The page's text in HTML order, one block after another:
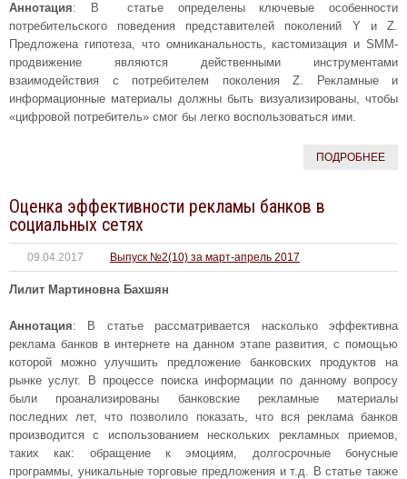
Аннотация: В статье определены ключевые особенности
потребительского поведения представителей поколений Y и Z.
Предложена гипотеза, что омниканальность, кастомизация и SMM-
продвижение являются действенными инструментами
взаимодействия с потребителем поколения Z. Рекламные и
информационные материалы должны быть визуализированы, чтобы
«цифровой потребитель» смог бы легко воспользоваться ими.
ПОДРОБНЕЕ
Оценка эффективности рекламы банков в
социальных сетях
09.04.2017 Выпуск №2(10) за март-апрель 2017
Лилит Мартиновна Бахшян
Аннотация: В статье рассматривается насколько эффективна
реклама банков в интернете на данном этапе развития, с помощью
которой можно улучшить предложение банковских продуктов на
рынке услуг. В процессе поиска информации по данному вопросу
были проанализированы банковские рекламные материалы
последних лет, что позволило показать, что вся реклама банков
производится с использованием нескольких рекламных приемов,
таких как: обращение к эмоциям, долгосрочные бонусные
программы, уникальные торговые предложения и т.д. В статье также